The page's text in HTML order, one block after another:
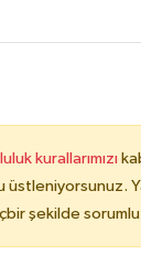
kurallarımızı
üstleniyorsunuz.
şekilde